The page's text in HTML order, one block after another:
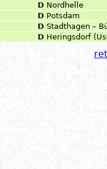
D Nordhelle
D Potsdam
D Stadthagen –
D Heringsdorf